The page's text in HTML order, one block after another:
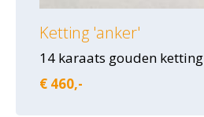
Ketting 'anker'
14 karaats gouden ketting
€ 460,-